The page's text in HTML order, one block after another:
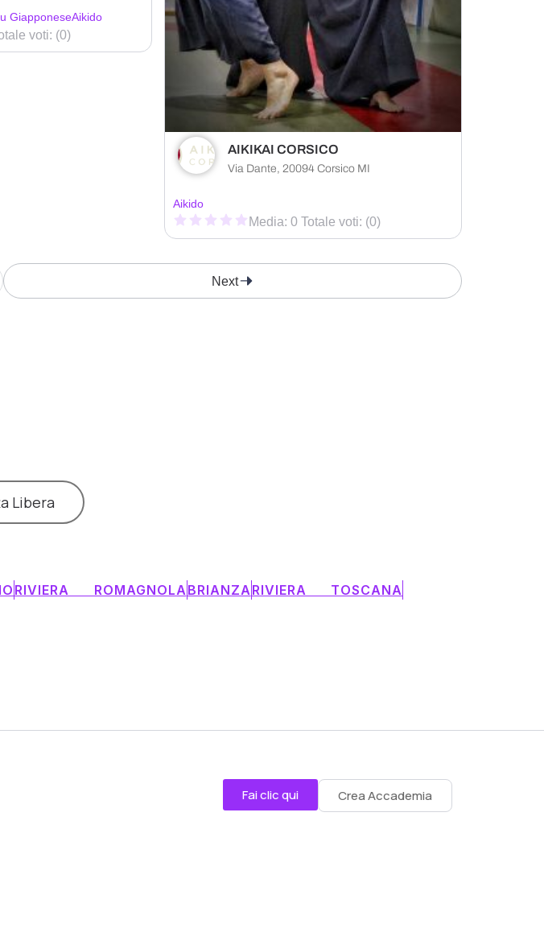
GiapponeseAikido
voti: (0)
AIKIKAI CORSICO
Via Dante, 20094 Corsico MI
Aikido
Media: 0 Totale voti: (0)
Next
Libera
RIVIERA ROMAGNOLABRIANZARIVIERA TOSCANA
Fai clic qui Crea Accademia